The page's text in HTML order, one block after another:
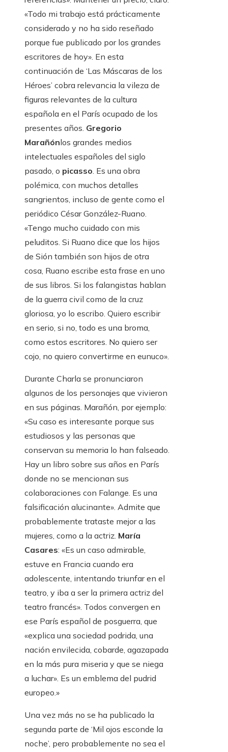
«Todo mi trabajo está prácticamente
considerado y no ha sido reseñado
porque fue publicado por los grandes
escritores de hoy». En esta
continuación de ‘Las Máscaras de los
Héroes’ cobra relevancia la vileza de
figuras relevantes de la cultura
española en el París ocupado de los
presentes años. Gregorio
Marañónlos grandes medios
intelectuales españoles del siglo
pasado, o picasso. Es una obra
polémica, con muchos detalles
sangrientos, incluso de gente como el
periódico César González-Ruano.
«Tengo mucho cuidado con mis
peluditos. Si Ruano dice que los hijos
de Sión también son hijos de otra
cosa, Ruano escribe esta frase en uno
de sus libros. Si los falangistas hablan
de la guerra civil como de la cruz
gloriosa, yo lo escribo. Quiero escribir
en serio, si no, todo es una broma,
como estos escritores. No quiero ser
cojo, no quiero convertirme en eunuco».
Durante Charla se pronunciaron
algunos de los personajes que vivieron
en sus páginas. Marañón, por ejemplo:
«Su caso es interesante porque sus
estudiosos y las personas que
conservan su memoria lo han falseado.
Hay un libro sobre sus años en París
donde no se mencionan sus
colaboraciones con Falange. Es una
falsificación alucinante». Admite que
probablemente trataste mejor a las
mujeres, como a la actriz. María
Casares: «Es un caso admirable,
estuve en Francia cuando era
adolescente, intentando triunfar en el
teatro, y iba a ser la primera actriz del
teatro francés». Todos convergen en
ese París español de posguerra, que
«explica una sociedad podrida, una
nación envilecida, cobarde, agazapada
en la más pura miseria y que se niega
a luchar». Es un emblema del pudrid
europeo.»
Una vez más no se ha publicado la
segunda parte de ‘Mil ojos esconde la
noche’, pero probablemente no sea el